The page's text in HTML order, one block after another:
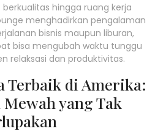
hingga ruang kerja
menghadirkan pengalaman
bisnis maupun liburan,
bisa mengubah waktu tunggu
relaksasi dan produktivitas.
Terbaik di Amerika:
yang Tak